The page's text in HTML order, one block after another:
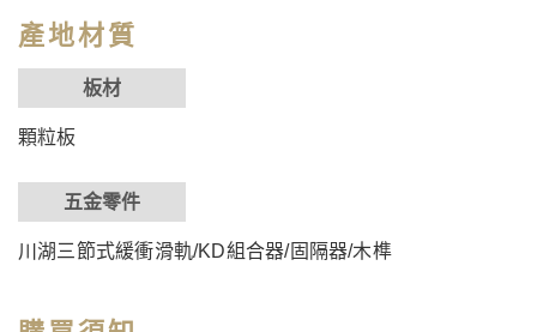
產地材質
板材
顆粒板
五金零件
川湖三節式緩衝滑軌/KD組合器/固隔器/木榫